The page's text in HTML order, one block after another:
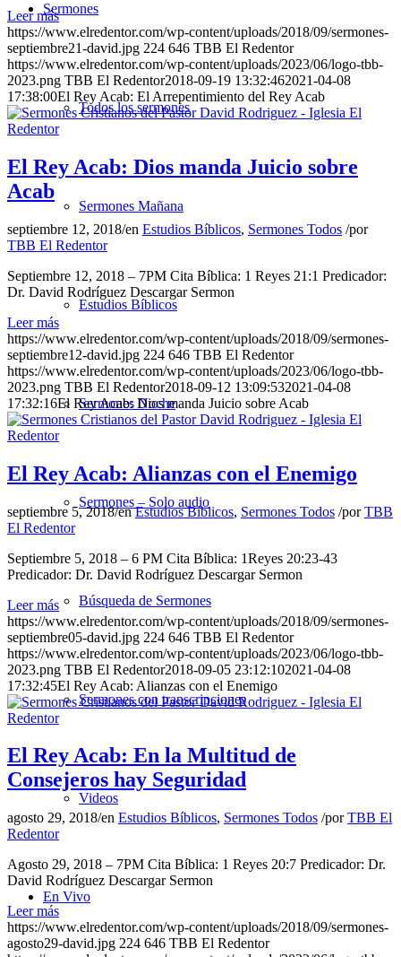
Sermones
Todos los sermones
Sermones Mañana
Estudios Bíblicos
Sermones Noche
Sermones – Solo audio
Búsqueda de Sermones
Sermones con transcripciones
Videos
En Vivo
Leer más
https://www.elredentor.com/wp-content/uploads/2018/09/sermones-
septiembre21-david.jpg 224 646 TBB El Redentor
https://www.elredentor.com/wp-content/uploads/2023/06/logo-tbb-
2023.png TBB El Redentor2018-09-19 13:32:462021-04-08
17:38:00El Rey Acab: El Arrepentimiento del Rey Acab
El Rey Acab: Dios manda Juicio sobre
Acab
septiembre 12, 2018/en Estudios Bíblicos, Sermones Todos /por
TBB El Redentor
Septiembre 12, 2018 – 7PM Cita Bíblica: 1 Reyes 21:1 Predicador:
Dr. David Rodríguez Descargar Sermon
Leer más
https://www.elredentor.com/wp-content/uploads/2018/09/sermones-
septiembre12-david.jpg 224 646 TBB El Redentor
https://www.elredentor.com/wp-content/uploads/2023/06/logo-tbb-
2023.png TBB El Redentor2018-09-12 13:09:532021-04-08
17:32:16El Rey Acab: Dios manda Juicio sobre Acab
El Rey Acab: Alianzas con el Enemigo
septiembre 5, 2018/enEstudios Bíblicos, Sermones Todos /porTBB
El Redentor
Septiembre 5, 2018 – 6 PM Cita Bíblica: 1Reyes 20:23-43
Predicador: Dr. David Rodríguez Descargar Sermon
Leer más
https://www.elredentor.com/wp-content/uploads/2018/09/sermones-
septiembre05-david.jpg 224 646 TBB El Redentor
https://www.elredentor.com/wp-content/uploads/2023/06/logo-tbb-
2023.png TBB El Redentor2018-09-05 23:12:102021-04-08
17:32:45El Rey Acab: Alianzas con el Enemigo
El Rey Acab: En la Multitud de
Consejeros hay Seguridad
agosto 29, 2018/en Estudios Bíblicos, Sermones Todos /porTBB El
Redentor
Agosto 29, 2018 – 7PM Cita Bíblica: 1 Reyes 20:7 Predicador: Dr.
David Rodríguez Descargar Sermon
Leer más
https://www.elredentor.com/wp-content/uploads/2018/09/sermones-
agosto29-david.jpg 224 646 TBB El Redentor